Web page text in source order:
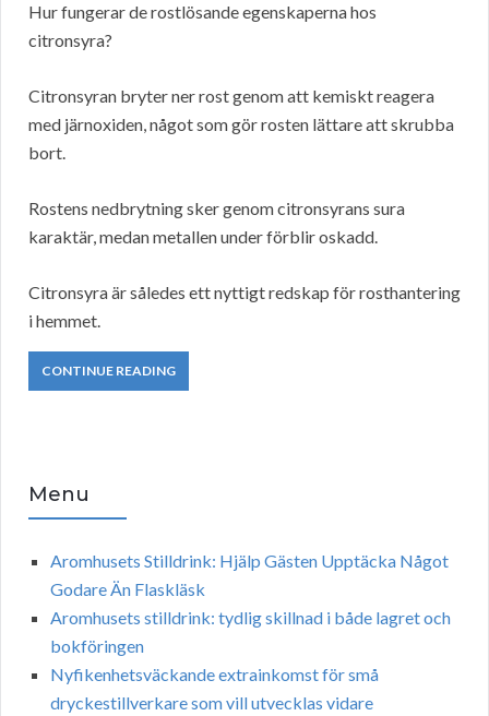
Hur fungerar de rostlösande egenskaperna hos
citronsyra?
Citronsyran bryter ner rost genom att kemiskt reagera
med järnoxiden, något som gör rosten lättare att skrubba
bort.
Rostens nedbrytning sker genom citronsyrans sura
karaktär, medan metallen under förblir oskadd.
Citronsyra är således ett nyttigt redskap för rosthantering
i hemmet.
CONTINUE READING
Menu
Aromhusets Stilldrink: Hjälp Gästen Upptäcka Något
Godare Än Flaskläsk
Aromhusets stilldrink: tydlig skillnad i både lagret och
bokföringen
Nyfikenhetsväckande extrainkomst för små
dryckestillverkare som vill utvecklas vidare